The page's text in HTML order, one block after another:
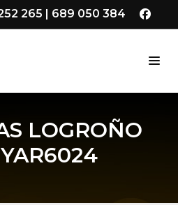
265 | 689 050 384
LOGROÑO